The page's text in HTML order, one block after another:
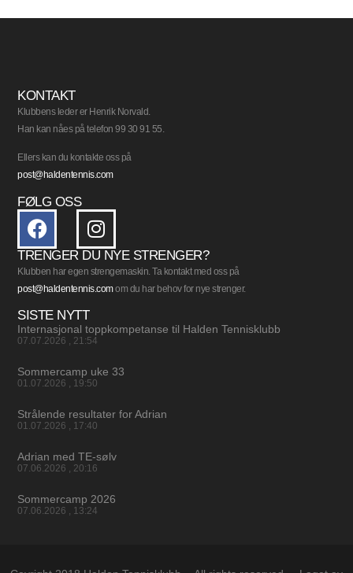
KONTAKT
Klubbens leder er Henrik Norvald.
Han kan nåes på telefon 99 30 91 55.
Ellers kan du kontakte oss på
post@haldentennis.com
FØLG OSS
TRENGER DU NYE STRENGER?
Klubben har egen strengemaskin. Ta kontakt med oss på
post@haldentennis.comom du har behov for nye strenger.
SISTE NYTT
Internasjonal toppkompetanse til Halden Tennisklubb
07.07.2026 21:54
Sommercamp uke 33
01.07.2026 19:50
Strålende resultater for Adrian
01.07.2026 17:40
Adrian med TE-sølv
07.06.2026 20:16
Sommercamp 2026
07.06.2026 13:24